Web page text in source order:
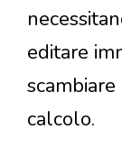
editare
calcolo.